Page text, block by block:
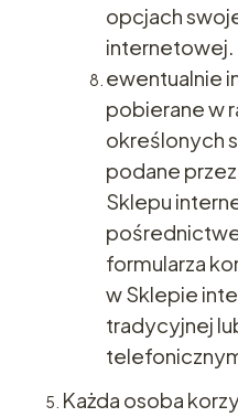
opcjach
internetowej.
ewentualnie
pobierane w
określonych
podane
Sklepu
formularza
w Sklepie
tradycyjnej
Każda osoba